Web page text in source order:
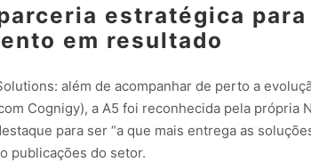
estratégica
em resultado
além de acompanhar de perto a
Cognigy), a A5 foi reconhecida pela própria
para ser “a que mais entrega as
publicações do setor.